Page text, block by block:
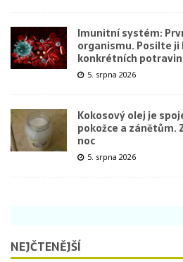
Imunitní systém:
organismu. Posilte
konkrétních potravin
5. srpna 2026
Kokosový olej je
pokožce a zánětům.
noc
5. srpna 2026
NEJČTENĚJŠÍ